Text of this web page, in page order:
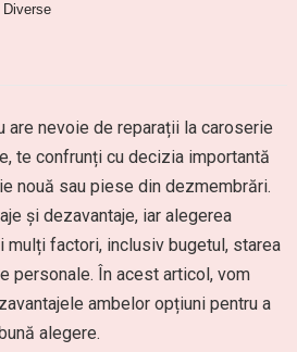
Diverse
are nevoie de reparații la caroserie
te confrunți cu decizia importantă
nouă sau piese din dezmembrări.
și dezavantaje, iar alegerea
factori, inclusiv bugetul, starea
personale. În acest articol, vom
ambelor opțiuni pentru a
alegere.